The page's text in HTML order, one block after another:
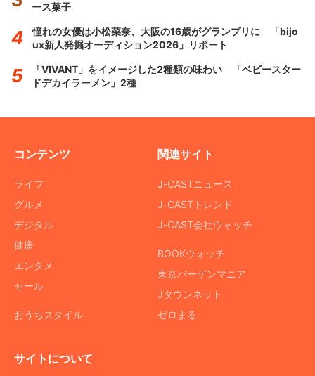
ース菓子
憧れの女優は小松菜奈、大阪の16歳がグランプリに 「bijo
ux新人発掘オーディション2026」リポート
「VIVANT」をイメージした2種類の味わい 「ベビースター
ドデカイラーメン」2種
コンテンツ
ライフ
グルメ
デジタル
健康
エンタメ
セール
おうちスタイル
関連サイト
J-CASTニュース
J-CASTトレンド
J-CAST会社ウォッチ
BOOKウォッチ
東京バーゲンマニア
Jタウンネット
ゼロまる
サイトについて